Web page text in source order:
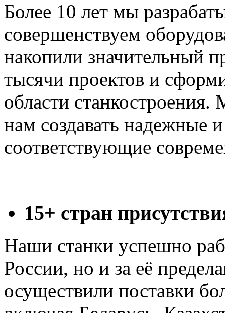
Более 10 лет мы
совершенствуем
накопили значительный
тысячи проектов и
области
нам создавать надежные
соответствующие
15+ стран
Наши станки успешно
России, но и за её
осуществили поставки